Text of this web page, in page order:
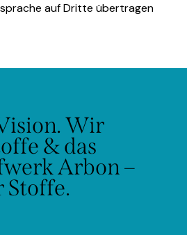
auf Dritte übertragen
Wir
& das
Arbon –
Stoffe.